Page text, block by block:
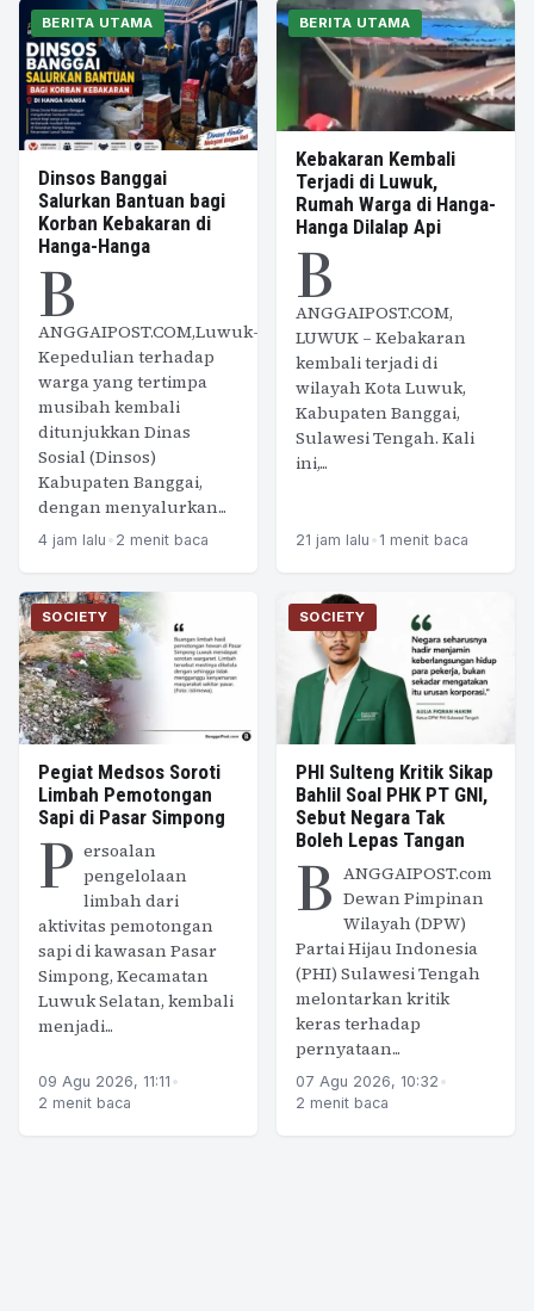
BERITA UTAMA
Dinsos Banggai
Salurkan Bantuan bagi
Korban Kebakaran di
Hanga-Hanga
B
ANGGAIPOST.COM,Luwuk–
Kepedulian terhadap
warga yang tertimpa
musibah kembali
ditunjukkan Dinas
Sosial (Dinsos)
Kabupaten Banggai,
dengan menyalurkan...
4 jam lalu • 2 menit baca
BERITA UTAMA
Kebakaran Kembali
Terjadi di Luwuk,
Rumah Warga di Hanga-
Hanga Dilalap Api
B
ANGGAIPOST.COM,
LUWUK – Kebakaran
kembali terjadi di
wilayah Kota Luwuk,
Kabupaten Banggai,
Sulawesi Tengah. Kali
ini,...
21 jam lalu • 1 menit baca
SOCIETY
Pegiat Medsos Soroti
Limbah Pemotongan
Sapi di Pasar Simpong
P ersoalan
pengelolaan
limbah dari
aktivitas pemotongan
sapi di kawasan Pasar
Simpong, Kecamatan
Luwuk Selatan, kembali
menjadi...
09 Agu 2026, 11:11 •
2 menit baca
SOCIETY
PHI Sulteng Kritik Sikap
Bahlil Soal PHK PT GNI,
Sebut Negara Tak
Boleh Lepas Tangan
B ANGGAIPOST.com
Dewan Pimpinan
Wilayah (DPW)
Partai Hijau Indonesia
(PHI) Sulawesi Tengah
melontarkan kritik
keras terhadap
pernyataan...
07 Agu 2026, 10:32 •
2 menit baca